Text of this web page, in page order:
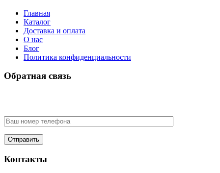
Главная
Каталог
Доставка и оплата
О нас
Блог
Политика конфиденциальности
Обратная связь
Контакты